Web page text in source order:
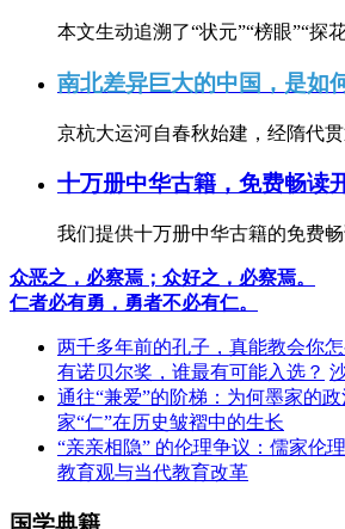
本文生动追溯了“状元”“榜眼”“探
南北差异巨大的中国，是如
京杭大运河自春秋始建，经隋代
十万册中华古籍，免费畅读
我们提供十万册中华古籍的免费
众恶之，必察焉；众好之，必察焉。
仁者必有勇，勇者不必有仁。
两千多年前的孔子，真能教会你
有诺贝尔奖，谁最有可能入选？
通往“兼爱”的阶梯：为何墨家的
家“仁”在历史皱褶中的生长
“亲亲相隐” 的伦理争议：儒家伦
教育观与当代教育改革
国学典籍